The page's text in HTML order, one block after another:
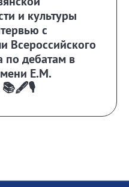
и культуры
с
Всероссийского
по дебатам в
Е.М.
📚🖋️🎙️